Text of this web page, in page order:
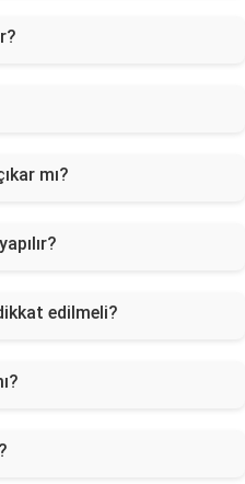
mı?
edilmeli?